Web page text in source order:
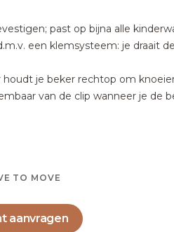
past op bijna alle
een klemsysteem: je draait
houdt je beker rechtop om
van de clip wanneer je de
TO MOVE
aanvragen